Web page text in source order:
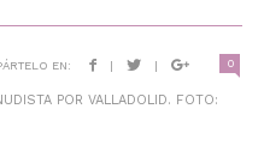
EN: | | 0
POR VALLADOLID. FOTO: